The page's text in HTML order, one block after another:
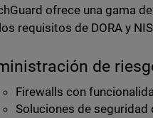
ofrece una gama
requisitos de DORA y
de
Firewalls con
Soluciones de seguridad